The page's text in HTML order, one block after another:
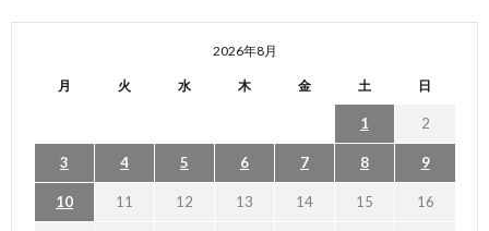
2026年8月
月 火 水 木 金 土 日
1 2
3 4 5 6 7 8 9
10 11 12 13 14 15 16